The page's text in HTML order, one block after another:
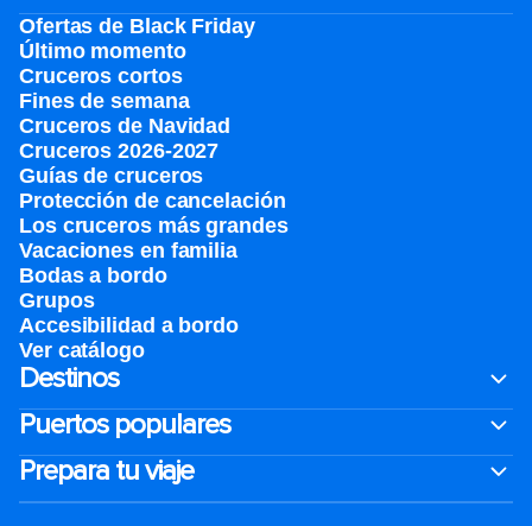
Ofertas de Black Friday
Último momento
Cruceros cortos
Fines de semana
Cruceros de Navidad
Cruceros 2026-2027
Guías de cruceros
Protección de cancelación
Los cruceros más grandes
Vacaciones en familia
Bodas a bordo
Grupos
Accesibilidad a bordo
Ver catálogo
Destinos
Puertos populares
Prepara tu viaje